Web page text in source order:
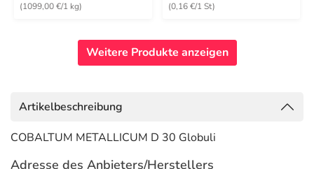
(1099,00 €/1 kg) (0,16 €/1 St)
Weitere Produkte anzeigen
Artikelbeschreibung
COBALTUM METALLICUM D 30 Globuli
Adresse des Anbieters/Herstellers